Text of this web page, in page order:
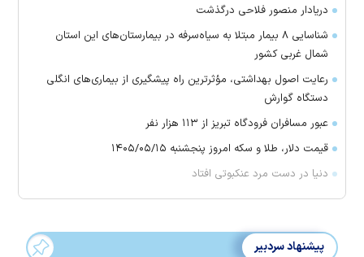
دریادار منصور فلاحی درگذشت
شناسایی ۸ بیمار مبتلا به سیاه‌سرفه در بیمارستان‌های این استان
شمال غربی کشور
رعایت اصول بهداشتی، مؤثرترین راه پیشگیری از بیماری‌های انگلی
دستگاه گوارش
عبور مسافران فرودگاه تبریز از ۱۱۳ هزار نفر
قیمت دلار، طلا و سکه امروز پنجشنبه ۱۴۰۵/۰۵/۱۵
دنیا در دست مرد عنکبوتی افتاد
پیشنهاد سردبیر